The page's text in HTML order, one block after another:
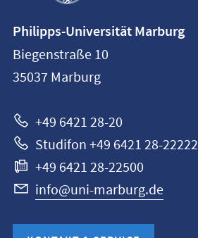
Philipps-
Universität
Marburg
Philipps-Universität Marburg
Biegenstraße 10
35037 Marburg
+49 6421 28-20
Studifon +49 6421 28-22222
+49 6421 28-22500
info@uni-marburg.de